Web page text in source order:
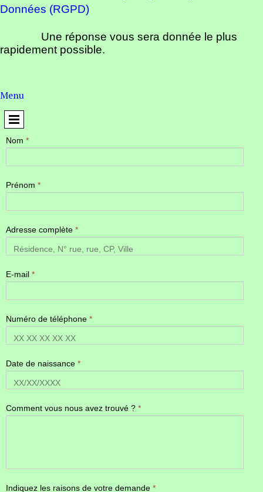
Données (RGPD)
Une réponse vous sera donnée le plus
rapidement possible.
Menu
Nom *
Prénom *
Adresse complète *
E-mail *
Numéro de téléphone *
Date de naissance *
Comment vous nous avez trouvé ? *
Indiquez les raisons de votre demande *